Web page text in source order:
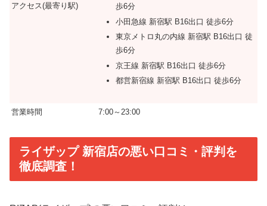
アクセス(最寄り駅)
歩6分
小田急線 新宿駅 B16出口 徒歩6分
東京メトロ丸の内線 新宿駅 B16出口 徒
歩6分
京王線 新宿駅 B16出口 徒歩6分
都営新宿線 新宿駅 B16出口 徒歩6分
営業時間 7:00～23:00
ライザップ 新宿店の悪い口コミ・評判を
徹底調査！